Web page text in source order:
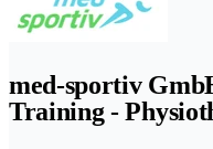
med-sportiv
Training -